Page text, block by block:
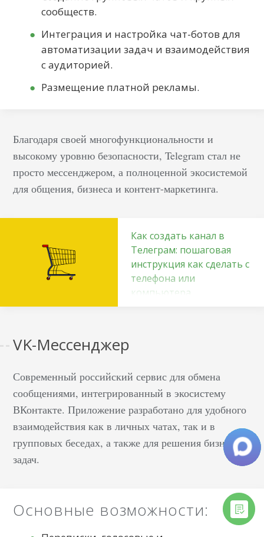
сообществ.
Интеграция и настройка чат-ботов для
автоматизации задач и взаимодействия
с аудиторией.
Размещение платной рекламы.
Благодаря своей многофункциональности и
высокому уровню безопасности, Telegram стал не
просто мессенджером, а полноценной экосистемой
для общения, бизнеса и контент-маркетинга.
Как создать канал в
Телеграм: пошаговая
инструкция как сделать с
телефона или
компьютера
разговорной речи —
телега, как это
приложение работает,
канал, настроить и
сделать так, чтобы он
время именно из этого
рекламного источника
VK-Мессенджер
Современный российский сервис для обмена
сообщениями, интегрированный в экосистему
ВКонтакте. Приложение разработано для удобного
взаимодействия как в личных чатах, так и в
групповых беседах, а также для решения бизнес-
задач.
Основные возможности: